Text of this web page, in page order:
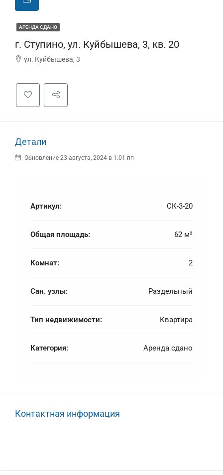
АРЕНДА СДАНО
г. Ступино, ул. Куйбышева, 3, кв. 20
ул. Куйбышева, 3
Детали
Обновление 23 августа, 2024 в 1:01 пп
Артикул: СК-3-20
Общая площадь: 62 м²
Комнат: 2
Сан. узлы: Раздельный
Тип недвижимости: Квартира
Категория: Аренда сдано
Контактная информация